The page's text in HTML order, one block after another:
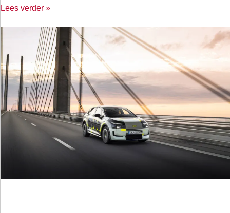
Lees verder »